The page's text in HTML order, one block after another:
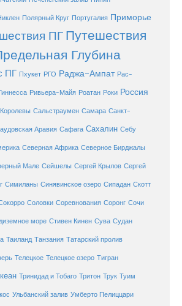
Полярный Круг Португалия Приморье
ПГПутешествия
Глубина
ПГ Пхукет РГО Раджа-Ампат Рас-
Ривьера-Майя Роатан Роки Россия
Сальстраумен Самара Санкт-
Аравия Сафага Сахалин Себу
Северная Африка Северное Бирджалы
Мале Сейшелы Сергей Крылов Сергей
Симиланы Синявинское озеро Сипадан Скотт
Соловки Соревнования Соронг Сочи
море Стивен Кинен Сува Судан
Таиланд Танзания Татарский пролив
Телецкое Телецкое озеро Тигран
Тринидад и Тобаго Тритон Трук Туим
Ульбанский залив Умберто Пелиццари